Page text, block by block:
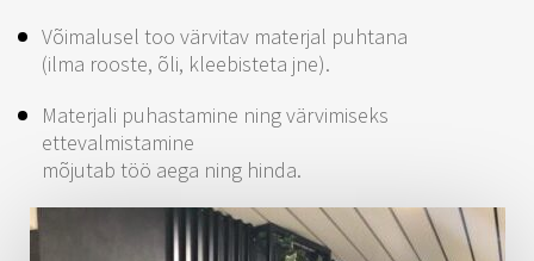
Võimalusel too värvitav materjal puhtana
(ilma rooste, õli, kleebisteta jne).
Materjali puhastamine ning värvimiseks
ettevalmistamine
mõjutab töö aega ning hinda.